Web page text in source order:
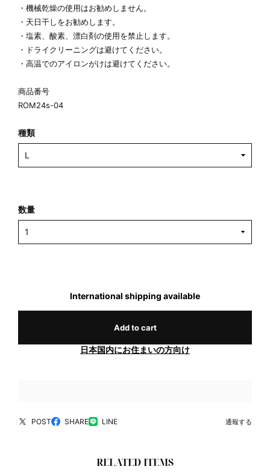
・機械乾燥の使用はお勧めしません。
・天日干しをお勧めします。
・塩素、酸素、漂白剤の使用を禁止します。
・ドライクリーニングは避けてください。
・高温でのアイロンがけは避けてください。
商品番号
ROM24s-04
種類
数量
International shipping available
Add to cart
日本国内にお住まいの方向け
POST SHARE LINE 通報する
RELATED ITEMS